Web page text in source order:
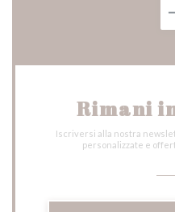
Rimani
Iscriversi alla nostra
personalizzate e